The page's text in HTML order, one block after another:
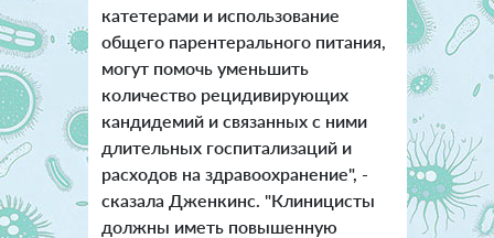
катетерами и использование
общего парентерального питания,
могут помочь уменьшить
количество рецидивирующих
кандидемий и связанных с ними
длительных госпитализаций и
расходов на здравоохранение", -
сказала Дженкинс. "Клиницисты
должны иметь повышенную